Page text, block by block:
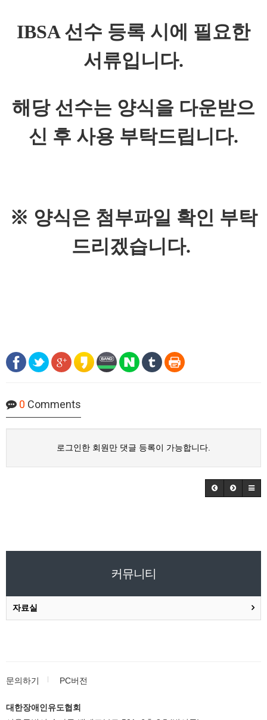
IBSA 선수 등록 시에 필요한
서류입니다.
해당 선수는 양식을 다운받으
신 후 사용 부탁드립니다.
※ 양식은 첨부파일 확인 부탁
드리겠습니다.
0 Comments
로그인한 회원만 댓글 등록이 가능합니다.
커뮤니티
자료실
문의하기 PC버전
대한장애인유도협회